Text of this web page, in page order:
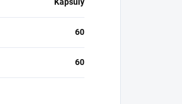
Kapsuly
60
60